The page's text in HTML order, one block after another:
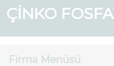
ÇİNKO
Firma Menüsü